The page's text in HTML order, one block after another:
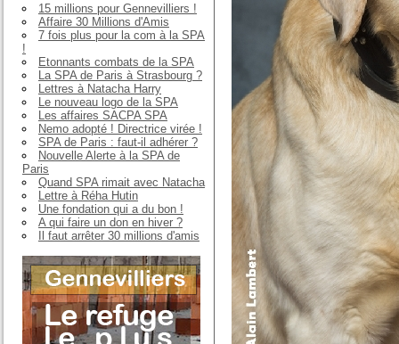
15 millions pour Gennevilliers !
Affaire 30 Millions d'Amis
7 fois plus pour la com à la SPA
!
Etonnants combats de la SPA
La SPA de Paris à Strasbourg ?
Lettres à Natacha Harry
Le nouveau logo de la SPA
Les affaires SACPA SPA
Nemo adopté ! Directrice virée !
SPA de Paris : faut-il adhérer ?
Nouvelle Alerte à la SPA de
Paris
Quand SPA rimait avec Natacha
Lettre à Réha Hutin
Une fondation qui a du bon !
A qui faire un don en hiver ?
Il faut arrêter 30 millions d'amis